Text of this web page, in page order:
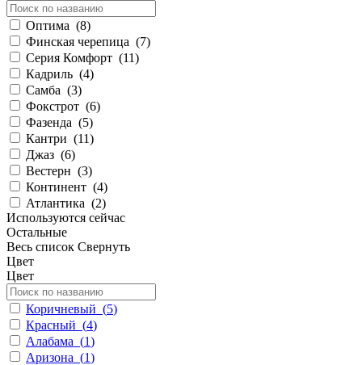
Оптима (8)
Финская черепица (7)
Серия Комфорт (11)
Кадриль (4)
Самба (3)
Фокстрот (6)
Фазенда (5)
Кантри (11)
Джаз (6)
Вестерн (3)
Континент (4)
Атлантика (2)
Используются сейчас
Остальные
Весь список Свернуть
Цвет
Цвет
Коричневый (5)
Красный (4)
Алабама (1)
Аризона (1)